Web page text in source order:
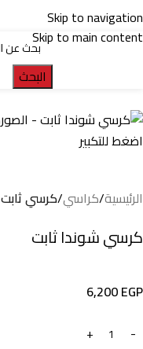
Skip to navigation
Skip to main content
البحث
اضغط للتكبير
الرئيسية كراسي كرسي ثابت
كرسي شوندا ثابت
6,200EGP